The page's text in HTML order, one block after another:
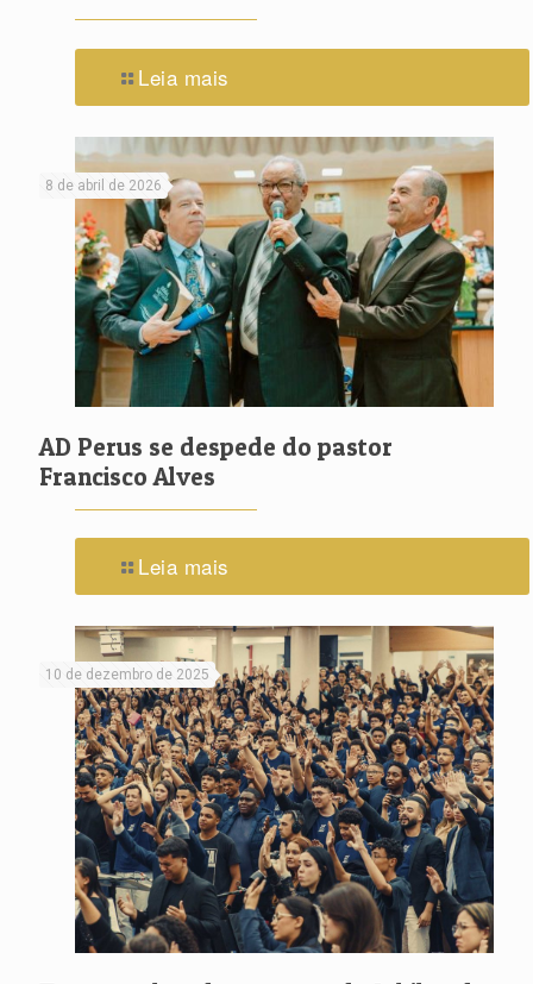
Leia mais
8 de abril de 2026
AD Perus se despede do pastor
Francisco Alves
Leia mais
10 de dezembro de 2025